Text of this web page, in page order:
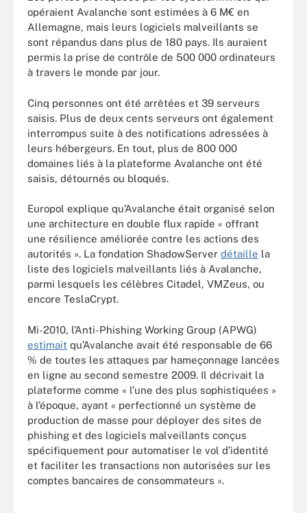
opéraient Avalanche sont estimées à 6 M€ en
Allemagne, mais leurs logiciels malveillants se
sont répandus dans plus de 180 pays. Ils auraient
permis la prise de contrôle de 500 000 ordinateurs
à travers le monde par jour.
Cinq personnes ont été arrêtées et 39 serveurs
saisis. Plus de deux cents serveurs ont également
interrompus suite à des notifications adressées à
leurs hébergeurs. En tout, plus de 800 000
domaines liés à la plateforme Avalanche ont été
saisis, détournés ou bloqués.
Europol explique qu’Avalanche était organisé selon
une architecture en double flux rapide « offrant
une résilience améliorée contre les actions des
autorités ». La fondation ShadowServer détaille la
liste des logiciels malveillants liés à Avalanche,
parmi lesquels les célèbres Citadel, VMZeus, ou
encore TeslaCrypt.
Mi-2010, l’Anti-Phishing Working Group (APWG)
estimait qu’Avalanche avait été responsable de 66
% de toutes les attaques par hameçonnage lancées
en ligne au second semestre 2009. Il décrivait la
plateforme comme « l’une des plus sophistiquées »
à l’époque, ayant « perfectionné un système de
production de masse pour déployer des sites de
phishing et des logiciels malveillants conçus
spécifiquement pour automatiser le vol d’identité
et faciliter les transactions non autorisées sur les
comptes bancaires de consommateurs ».